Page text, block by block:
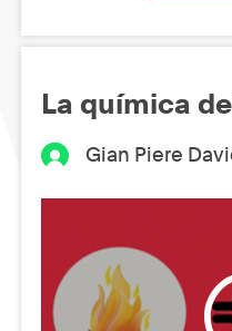
La química
Gian Piere